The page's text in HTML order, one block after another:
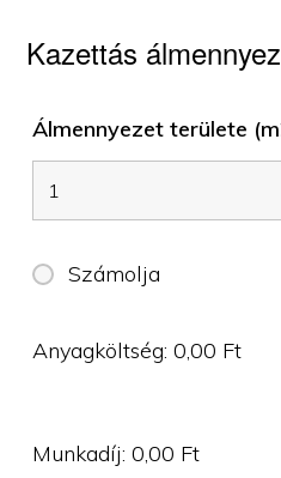
Kazettás
Álmennyezet területe
Számolja
Anyagköltség:0,00 Ft
Munkadíj:0,00 Ft